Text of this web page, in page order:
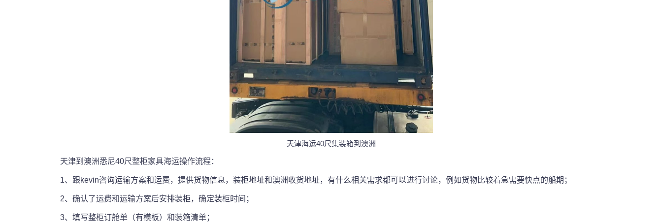
天津海运40尺集装箱到澳洲
天津到澳洲悉尼40尺整柜家具海运操作流程：
1、跟kevin咨询运输方案和运费，提供货物信息，装柜地址和澳洲收货地址，有什么相关需求都可以进行讨论，例如货物比较着急需要快点的船期；
2、确认了运费和运输方案后安排装柜，确定装柜时间；
3、填写整柜订舱单（有模板）和装箱清单；